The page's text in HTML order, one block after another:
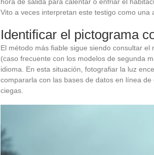
hora de salida para calentar o enfriar el
Vito a veces interpretan este testigo como una
Identificar el pictograma
El método más fiable sigue siendo consultar
(caso frecuente con los modelos de segunda
idioma. En esta situación, fotografiar la luz
compararla con las bases de datos en línea
ciegas.